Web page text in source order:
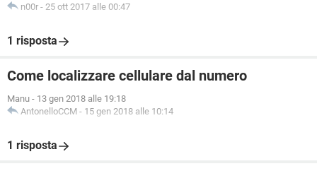
n00r - 25 ott 2017 alle 00:47
1 risposta
Come localizzare cellulare dal numero
Manu - 13 gen 2018 alle 19:18
AntonelloCCM - 15 gen 2018 alle 10:14
1 risposta